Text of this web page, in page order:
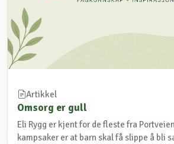
Artikkel
Omsorg er gull
Eli Rygg er kjent for de fleste fra
kampsaker er at barn skal få slippe å bli